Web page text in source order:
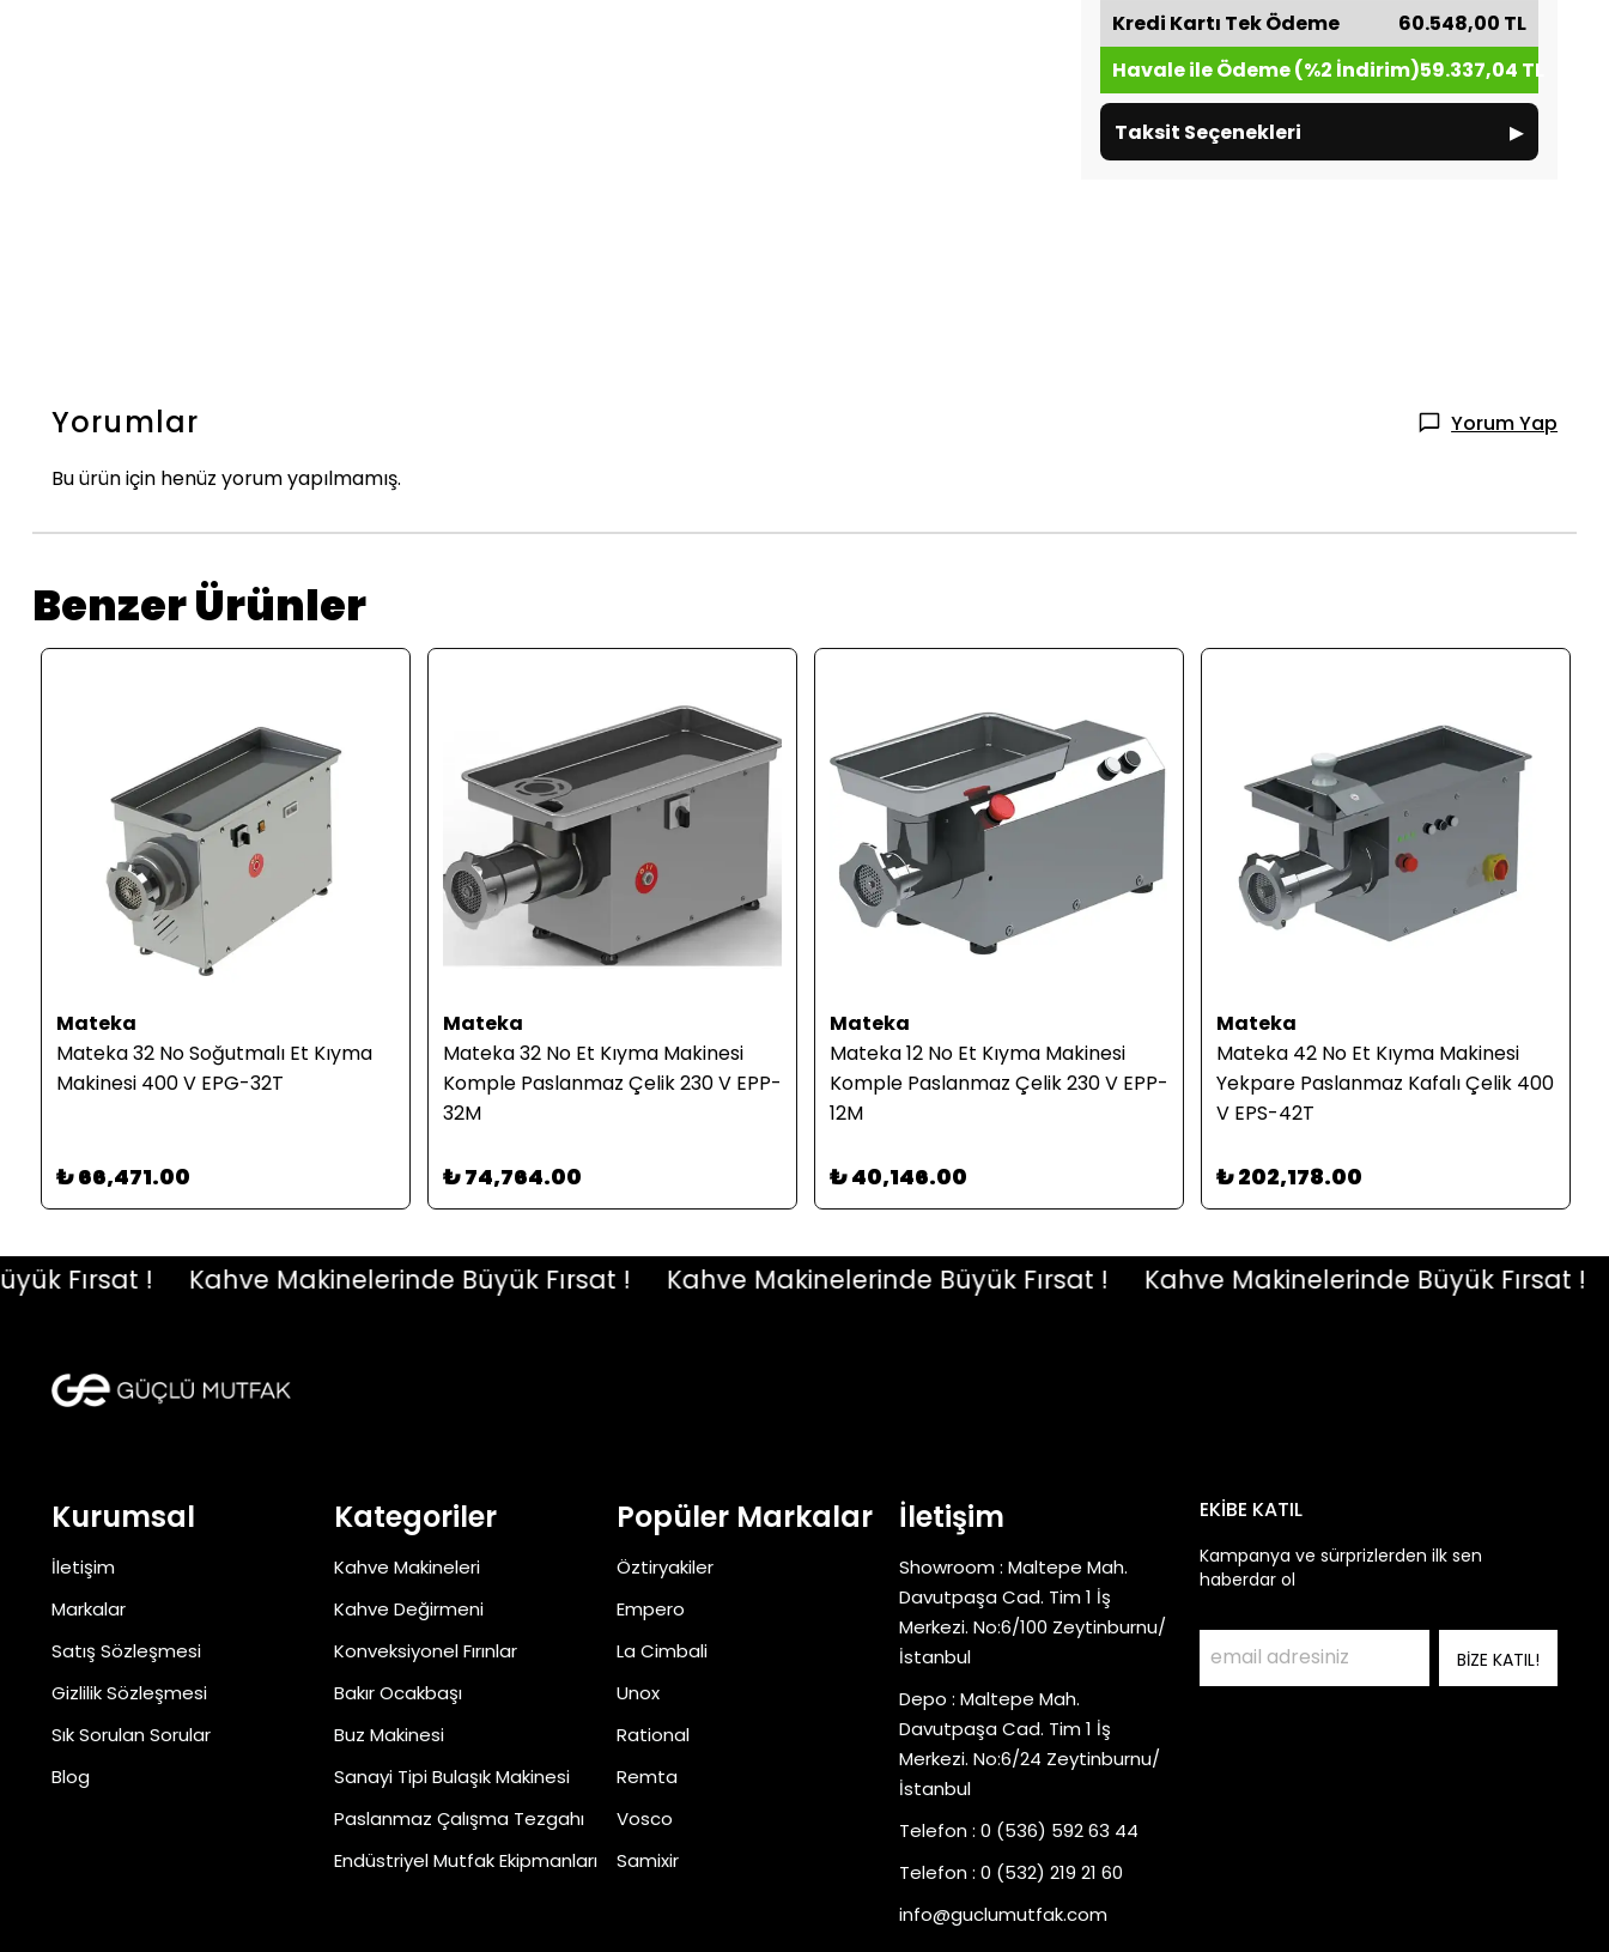
Kredi Kartı Tek Ödeme
60.548,00 TL
Havale ile Ödeme (%2 İndirim)59.337,04 TL
Taksit Seçenekleri ▸
Yorumlar Yorum Yap
Bu ürün için henüz yorum yapılmamış.
Benzer Ürünler
Mateka
Mateka 32 No Soğutmalı Et Kıyma
Makinesi 400 V EPG-32T
₺ 66,471.00
Mateka
Mateka 32 No Et Kıyma Makinesi
Komple Paslanmaz Çelik 230 V EPP-
32M
₺ 74,764.00
Mateka
Mateka 12 No Et Kıyma Makinesi
Komple Paslanmaz Çelik 230 V EPP-
12M
₺ 40,146.00
Mateka
Mateka 42 No Et Kıyma Makinesi
Yekpare Paslanmaz Kafalı Çelik 400
V EPS-42T
₺ 202,178.00
Fırsat ! Kahve Makinelerinde Büyük Fırsat ! Kahve Makinelerinde Büyük Fırsat ! Kahve Makinelerinde Büyük Fırsat !
Kurumsal
İletişim
Markalar
Satış Sözleşmesi
Gizlilik Sözleşmesi
Sık Sorulan Sorular
Blog
Kategoriler
Kahve Makineleri
Kahve Değirmeni
Konveksiyonel Fırınlar
Bakır Ocakbaşı
Buz Makinesi
Sanayi Tipi Bulaşık Makinesi
Paslanmaz Çalışma Tezgahı
Endüstriyel Mutfak Ekipmanları
Popüler Markalar
Öztiryakiler
Empero
La Cimbali
Unox
Rational
Remta
Vosco
Samixir
İletişim
Showroom : Maltepe Mah.
Davutpaşa Cad. Tim 1 İş
Merkezi. No:6/100 Zeytinburnu/
İstanbul
Depo : Maltepe Mah.
Davutpaşa Cad. Tim 1 İş
Merkezi. No:6/24 Zeytinburnu/
İstanbul
Telefon : 0 (536) 592 63 44
Telefon : 0 (532) 219 21 60
info@guclumutfak.com
EKİBE KATIL
Kampanya ve sürprizlerden ilk sen
haberdar ol
BİZE KATIL!